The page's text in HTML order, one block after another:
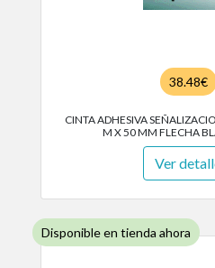
38.48€
CINTA ADHESIVA
M X 50 MM FLECHA
Ver
Disponible en tienda ahora